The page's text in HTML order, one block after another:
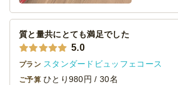
質と量共にとても満足でした
5.0
プラン スタンダードビュッフェコース
ご予算 ひとり980円 / 30名